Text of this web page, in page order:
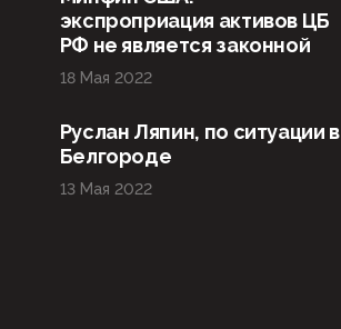
экспроприация активов ЦБ
РФ не является законной
18 Мая 2022
Руслан Ляпин, по ситуации в
Белгороде
13 Мая 2022